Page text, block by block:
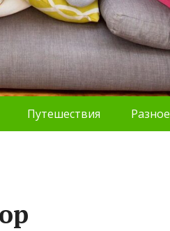
Путешествия Разное